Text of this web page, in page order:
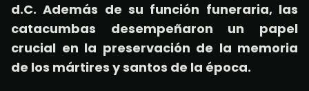
d.C. Además de su función funeraria, las
catacumbas desempeñaron un papel
crucial en la preservación de la memoria
de los mártires y santos de la época.